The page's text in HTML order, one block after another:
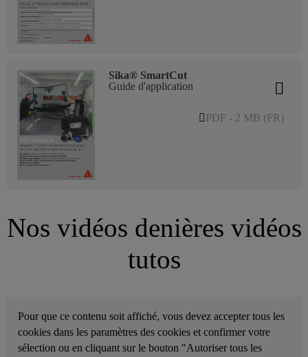
Sika® SmartCut
Guide d'application
PDF - 2 MB (FR)
Nos vidéos denières vidéos
tutos
Pour que ce contenu soit affiché, vous devez accepter tous les
cookies dans les paramètres des cookies et confirmer votre
sélection ou en cliquant sur le bouton "Autoriser tous les